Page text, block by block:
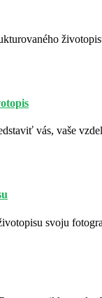
vás, vaše
svoju